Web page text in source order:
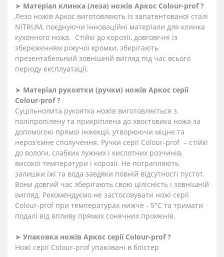
➤ Матеріал клинка (леза) ножів Аркос Сolour-prof ?
Лезо ножів Аркос виготовляють із запатентованої сталі
NITRUM, поєднуючи інноваційні матеріали для клинка
кухонного ножа. Стійкі до корозії, довговічні із
збереженням ріжучої кромки, зберігають
презентабельний зовнішній вигляд під час всього
періоду експлуатації.
➤ Матеріал рукоятки (ручки) ножів Аркос серії
Сolour-prof ?
Суцільнолита рукоятка ножів виготовляється з
поліпропілену та прикріплена до хвостовика ножа за
допомогою прямої інжекції, утворюючи міцне та
нероз'ємне сполучення. Ручки серії Сolour-prof – стійкі
до вологи, слабких лужних і кислотних розчинів,
високої температури і корозії. Не потрапляють
залишки їжі та вода завдяки повній відсутності пустот.
Вони довгий час зберігають свою цілісність і зовнішній
вигляд. Рекомендуємо не застосовувати ножі серії
Сolour-prof при температурах нижче - 5°С та тримати
подалі від впливу прямих сонячних променів.
➤ Упаковка ножів Аркос серії Сolour-prof ?
Ножі серії Сolour-prof упаковані в блістер